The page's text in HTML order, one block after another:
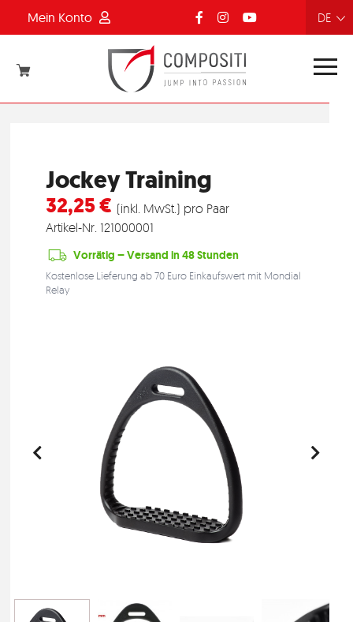
FR
NL
EN
DE
Mein Konto
Jockey Training
32,25 € (inkl. MwSt.) pro Paar
Artikel-Nr. 121000001
Vorrätig – Versand in 48 Stunden
Kostenlose Lieferung ab 70 Euro Einkaufswert mit Mondial
Relay